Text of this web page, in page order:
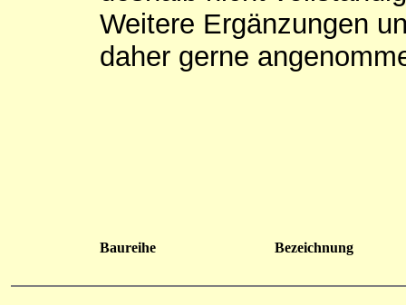
Weitere Ergänzungen
daher gerne
Baureihe Bezeichnung